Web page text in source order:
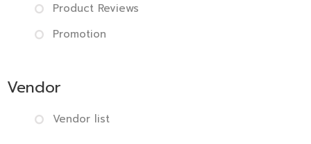
Product Reviews
Promotion
Vendor
Vendor list